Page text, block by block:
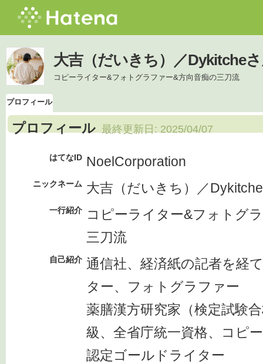
大吉（だいきち）／Dykitche
コピーライター&フォトグラファー&方向音痴の三刀流
プロフィール
プロフィール 最終更新日: 2025/04/07
はてなID NoelCorporation
ニックネーム 大吉（だいきち）／Dykitche
一行紹介
コピーライター&フォトグ
三刀流
自己紹介 通信社、経済紙の記者を経
ター、フォトグラファー
薬膳漢方研究家（検定試験
級、全省庁統一資格、コピ
認定ゴールドライター